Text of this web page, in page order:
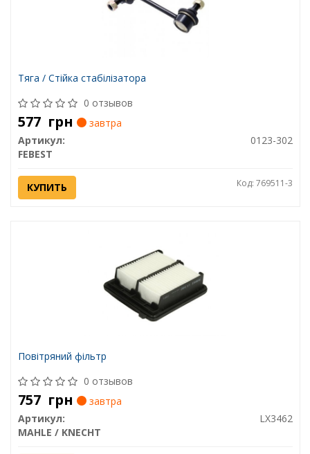
Тяга / Стійка стабілізатора
0 отзывов
577 грн
завтра
Артикул:
0123-302
FEBEST
КУПИТЬ Код: 769511-3
Повітряний фільтр
0 отзывов
757 грн
завтра
Артикул:
LX3462
MAHLE / KNECHT